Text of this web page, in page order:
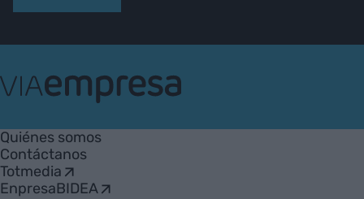
Empresa
Quiénes somos
Contáctanos
Totmedia
EnpresaBIDEA